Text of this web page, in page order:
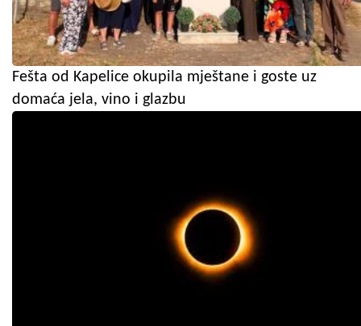
Fešta od Kapelice okupila mještane i goste uz
domaća jela, vino i glazbu